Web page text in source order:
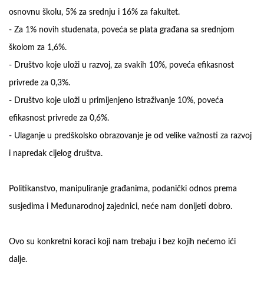
osnovnu školu, 5% za srednju i 16% za fakultet.
- Za 1% novih studenata, poveća se plata građana sa srednjom
školom za 1,6%.
- Društvo koje uloži u razvoj, za svakih 10%, poveća efikasnost
privrede za 0,3%.
- Društvo koje uloži u primijenjeno istraživanje 10%, poveća
efikasnost privrede za 0,6%.
- Ulaganje u predškolsko obrazovanje je od velike važnosti za razvoj
i napredak cijelog društva.
Politikanstvo, manipuliranje građanima, podanički odnos prema
susjedima i Međunarodnoj zajednici, neće nam donijeti dobro.
Ovo su konkretni koraci koji nam trebaju i bez kojih nećemo ići
dalje.